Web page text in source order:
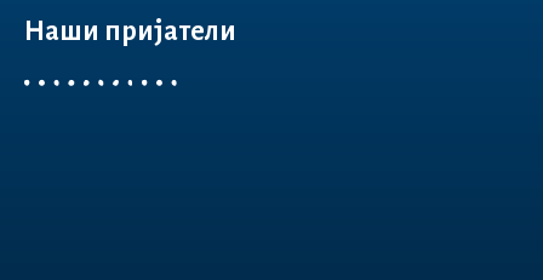
Наши пријатели